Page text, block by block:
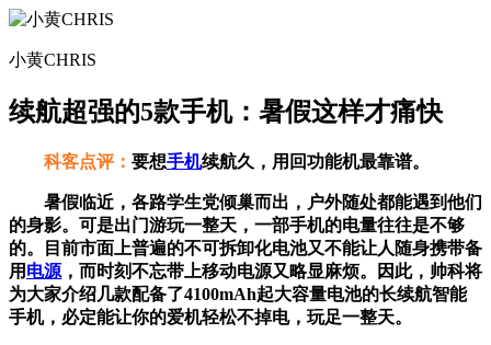
小黄CHRIS
续航超强的5款手机：暑假这样才痛快
科客点评： 要想手机续航久，用回功能机最靠谱。
暑假临近，各路学生党倾巢而出，户外随处都能遇到他们
的身影。可是出门游玩一整天，一部手机的电量往往是不够
的。目前市面上普遍的不可拆卸化电池又不能让人随身携带备
用 电源 ，而时刻不忘带上移动电源又略显麻烦。因此，帅科将
为大家介绍几款配备了4100mAh起大容量电池的长续航智能
手机，必定能让你的爱机轻松不掉电，玩足一整天。